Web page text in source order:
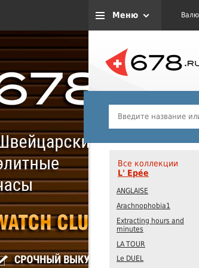
Меню
Все коллекции
L' Epée
ANGLAISE
Arachnophobia1
Extracting hours and
minutes
LA TOUR
Le DUEL